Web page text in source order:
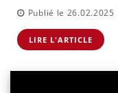
Publié le 26.02.2025
LIRE L'ARTICLE